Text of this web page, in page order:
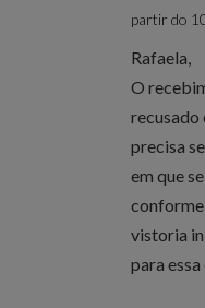
partir do
Rafaela,
O
recusado
precisa
em que
conforme
vistoria
para essa